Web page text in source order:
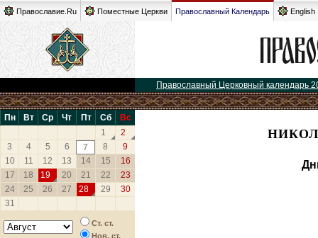
Православие.Ru Поместные Церкви Православный Календарь English
Православный Церковный календарь
Пн Вт Ср Чт Пт Сб
Вс
1
2
3
4 5 6 7 8
9
10
11 12 13 14 15
16
17
18 19 20 21 22
23
24
25 26 27 28 29
30
31
Ст. ст.
Нов. ст.